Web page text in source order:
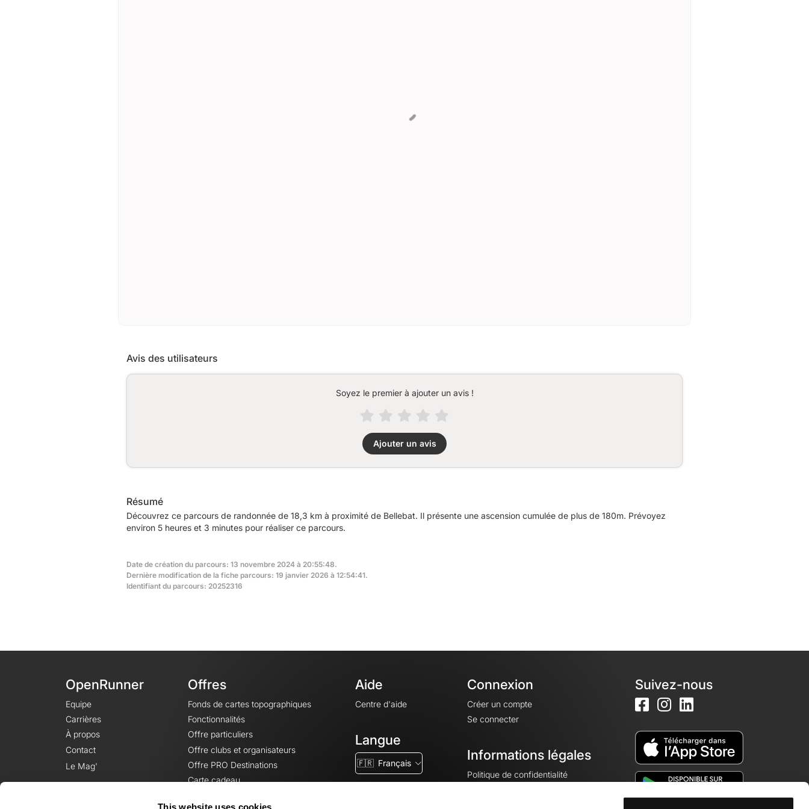
This website uses cookies
Avis des utilisateurs
Soyez le premier à ajouter un avis !
Ajouter un avis
Résumé
Découvrez ce parcours de randonnée de 18,3 km à proximité de Bellebat. Il présente une ascension cumulée de plus de 180m. Prévoyez
environ 5 heures et 3 minutes pour réaliser ce parcours.
Date de création du parcours: 13 novembre 2024 à 20:55:48.
Dernière modification de la fiche parcours: 19 janvier 2026 à 12:54:41.
Identifiant du parcours: 20252316
OpenRunner
Equipe
Carrières
À propos
Contact
Le Mag'
Offres
Fonds de cartes topographiques
Fonctionnalités
Offre particuliers
Offre clubs et organisateurs
Offre PRO Destinations
Carte cadeau
Aide
Centre d'aide
Langue
🇫🇷 Français
Connexion
Créer un compte
Se connecter
Informations légales
Politique de confidentialité
Suivez-nous